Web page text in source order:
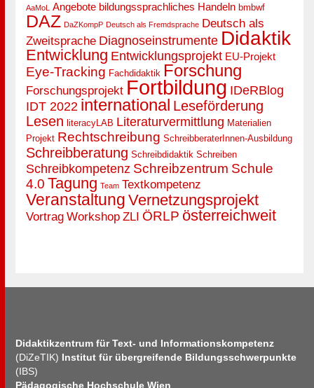
AaMoL Angebote bildungssprachliches Handeln bmbwf
DAZ DaZKompP Deutsch als Fremdsprache Deutsch als
Zweitsprache Diagnoseinstrumente Didaktik
Entwicklung Entwicklungsprojekt EU-Projekt
Eye-Tracking Fachdidaktik Forschung
Forschungsprojekt Fortbildung IDeRBlog
IDT 2022 international Leseförderung
Lesen literacyLAB Literaturvermittlung Materialien
Projekt Rechtschreibung SchreibberaterInnen-Ausbildung
Schreibberatung Schreibdidaktik Schreiben
Schreibkompetenz Schreibzentrum Schule
4.0 Tagung Team Textkompetenz
Veranstaltung Vernetzungsprojekt
Vortrag Workshop ZLI ÖRLP österreichweit
Didaktikzentrum für Text- und Informationskompetenz
(DiZeTIK) Institut für übergreifende Bildungsschwerpunkte
(IBS)
Pädagogische Hochschule Wien